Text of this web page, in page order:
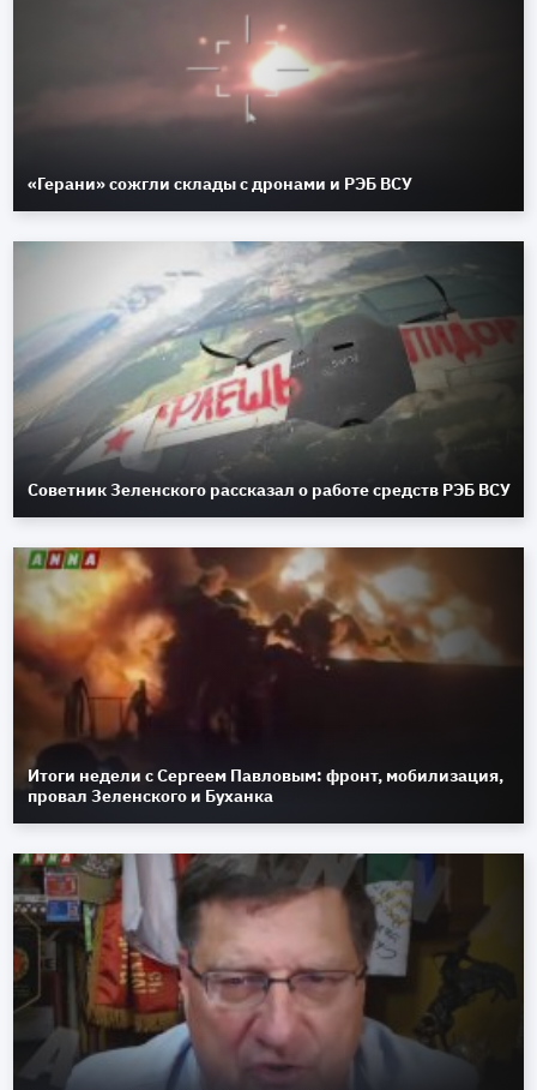
«Герани» сожгли склады с дронами и РЭБ ВСУ
Советник Зеленского рассказал о работе средств РЭБ ВСУ
Итоги недели с Сергеем Павловым: фронт, мобилизация,
провал Зеленского и Буханка